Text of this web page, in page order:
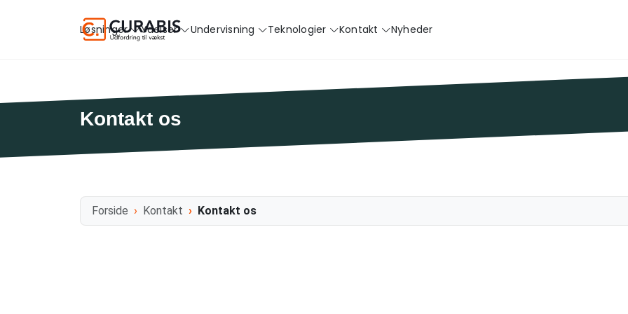
Løsninger Ydelser Undervisning Teknologier Kontakt Nyheder
Kontakt os
Forside Kontakt Kontakt os